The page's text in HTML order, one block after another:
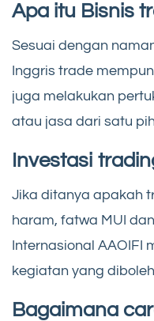
Apa itu Bisnis
Sesuai dengan
Inggris trade
juga melakukan
atau jasa dari satu
Investasi
Jika ditanya apakah
haram, fatwa MUI
Internasional AAOIFI
kegiatan yang
Bagaimana